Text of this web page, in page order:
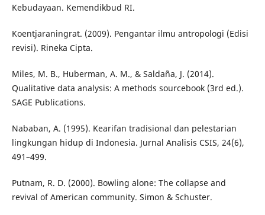
Kebudayaan. Kemendikbud RI.
Koentjaraningrat. (2009). Pengantar ilmu antropologi (Edisi
revisi). Rineka Cipta.
Miles, M. B., Huberman, A. M., & Saldaña, J. (2014).
Qualitative data analysis: A methods sourcebook (3rd ed.).
SAGE Publications.
Nababan, A. (1995). Kearifan tradisional dan pelestarian
lingkungan hidup di Indonesia. Jurnal Analisis CSIS, 24(6),
491–499.
Putnam, R. D. (2000). Bowling alone: The collapse and
revival of American community. Simon & Schuster.